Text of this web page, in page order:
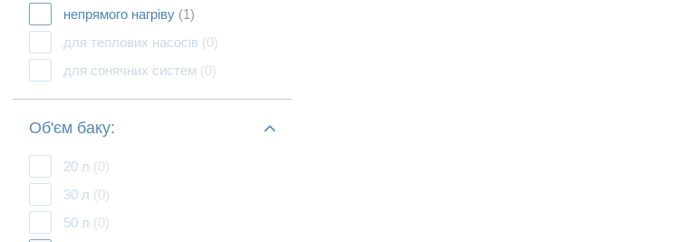
непрямого нагріву (1)
для теплових насосів (0)
для сонячних систем (0)
Об'єм баку:
20 л (0)
30 л (0)
50 л (0)